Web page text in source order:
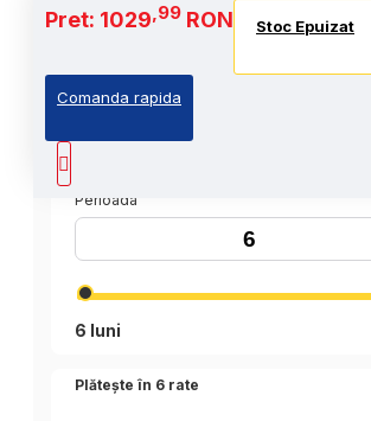
Pret: 1029,99 RON Stoc Epuizat
Comanda rapida
Perioada
6 luni
Plătește în 6 rate